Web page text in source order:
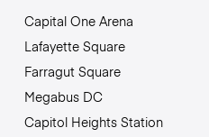
Capital One Arena
Lafayette Square
Farragut Square
Megabus DC
Capitol Heights Station